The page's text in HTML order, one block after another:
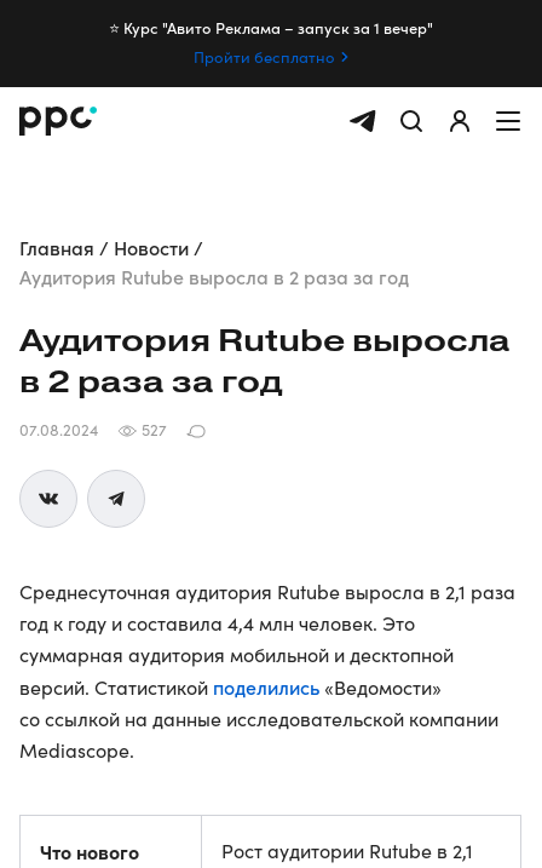
⭐️ Курс "Авито Реклама – запуск за 1 вечер"
Пройти бесплатно
Главная
Новости
Аудитория Rutube выросла в 2 раза за год
Аудитория Rutube выросла
в 2 раза за год
07.08.2024 527
Среднесуточная аудитория Rutube выросла в 2,1 раза
год к году и составила 4,4 млн человек. Это
суммарная аудитория мобильной и десктопной
версий. Статистикой поделились «Ведомости»
со ссылкой на данные исследовательской компании
Mediascope.
Что нового
Рост аудитории Rutube в 2,1